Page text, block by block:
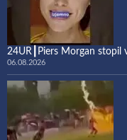
24UR┃Piers Morgan stopil
06.08.2026